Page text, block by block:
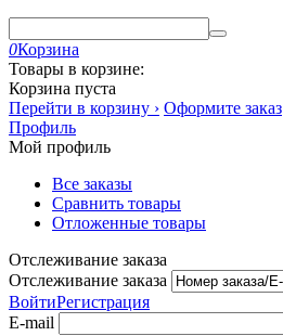
0Корзина
Товары в корзине:
Корзина пуста
Перейти в корзину › Оформите заказ
Профиль
Мой профиль
Все заказы
Сравнить товары
Отложенные товары
Отслеживание заказа
Отслеживание заказа
ВойтиРегистрация
E-mail